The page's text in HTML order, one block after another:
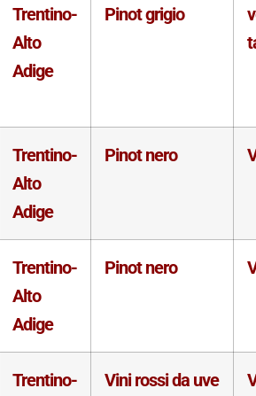
Trentino-
Alto
Adige
Pinot grigio
Trentino-
Alto
Adige
Pinot nero
Trentino-
Alto
Adige
Pinot nero
Trentino-
Vini rossi da uve